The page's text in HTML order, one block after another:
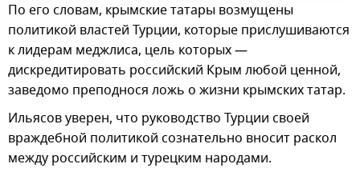
По его словам, крымские татары возмущены
политикой властей Турции, которые прислушиваются
к лидерам меджлиса, цель которых —
дискредитировать российский Крым любой ценной,
заведомо преподнося ложь о жизни крымских татар.
Ильясов уверен, что руководство Турции своей
враждебной политикой сознательно вносит раскол
между российским и турецким народами.